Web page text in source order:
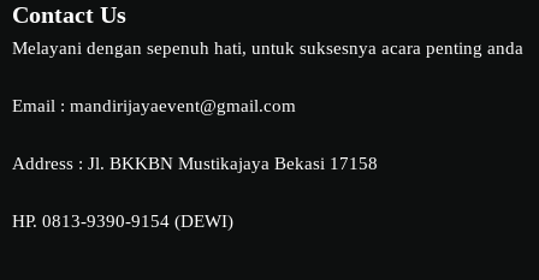
Contact Us
Melayani dengan sepenuh hati, untuk suksesnya acara penting anda
Email : mandirijayaevent@gmail.com
Address : Jl. BKKBN Mustikajaya Bekasi 17158
HP. 0813-9390-9154 (DEWI)